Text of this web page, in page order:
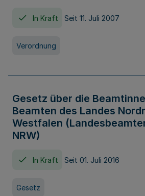
In Kraft Seit 11. Juli 2007
Verordnung
Gesetz über die
Beamten des Landes
Westfalen
NRW)
In Kraft Seit 01. Juli 2016
Gesetz